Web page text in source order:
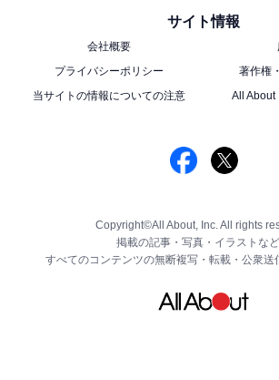
サイト情報
会社概要
プライバシーポリシー
著作権
当サイトの情報についての注意
All About
Copyright©All About, Inc. All rights
掲載の記事・写真・イラストなど
すべてのコンテンツの無断複写・転載・公衆送